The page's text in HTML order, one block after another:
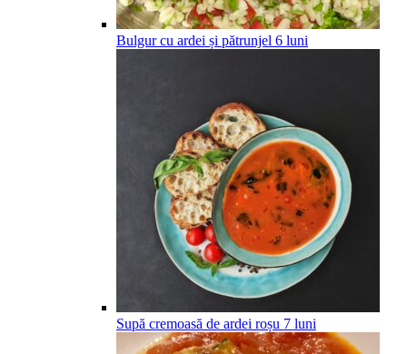
Bulgur cu ardei și pătrunjel 6 luni
Supă cremoasă de ardei roșu 7 luni